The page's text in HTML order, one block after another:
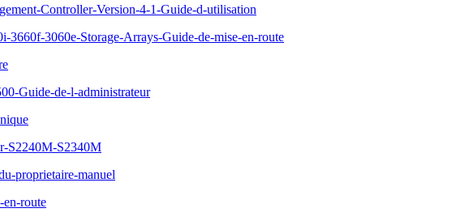
Controller-Version-4-1-Guide-d-utilisation
3060e-Storage-Arrays-Guide-de-mise-en-route
Guide-de-l-administrateur
S2240M-S2340M
proprietaire-manuel
route